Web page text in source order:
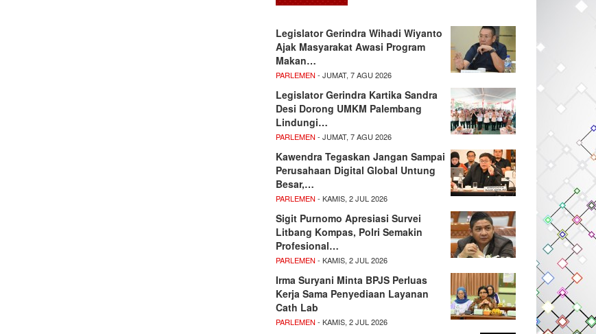
Legislator Gerindra Wihadi Wiyanto
Ajak Masyarakat Awasi Program
Makan…
PARLEMEN - JUMAT, 7 AGU 2026
Legislator Gerindra Kartika Sandra
Desi Dorong UMKM Palembang
Lindungi…
PARLEMEN - JUMAT, 7 AGU 2026
Kawendra Tegaskan Jangan Sampai
Perusahaan Digital Global Untung
Besar,…
PARLEMEN - KAMIS, 2 JUL 2026
Sigit Purnomo Apresiasi Survei
Litbang Kompas, Polri Semakin
Profesional…
PARLEMEN - KAMIS, 2 JUL 2026
Irma Suryani Minta BPJS Perluas
Kerja Sama Penyediaan Layanan
Cath Lab
PARLEMEN - KAMIS, 2 JUL 2026